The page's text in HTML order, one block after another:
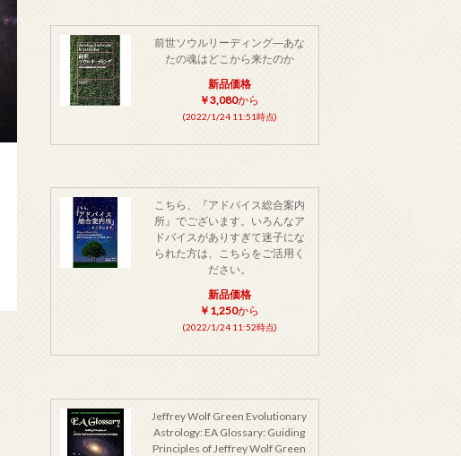
前世ソウルリーディング―あな
たの魂はどこから来たのか
新品価格
￥3,080から
(2022/1/24 11:51時点)
こちら、『アドバイス総合案内
所』でございます。いろんなア
ドバイスがありすぎて迷子にな
られた方は、こちらをご活用く
ださい。
新品価格
￥1,250から
(2022/1/24 11:52時点)
Jeffrey Wolf Green Evolutionary
Astrology: EA Glossary: Guiding
Principles of Jeffrey Wolf Green